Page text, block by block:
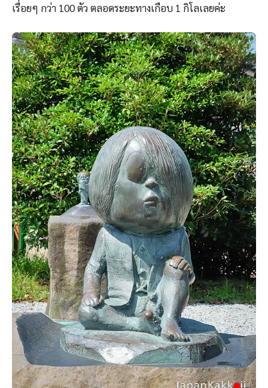
เรื่อยๆ กว่า 100 ตัว ตลอดระยะทางเกือบ 1 กิโลเลยค่ะ